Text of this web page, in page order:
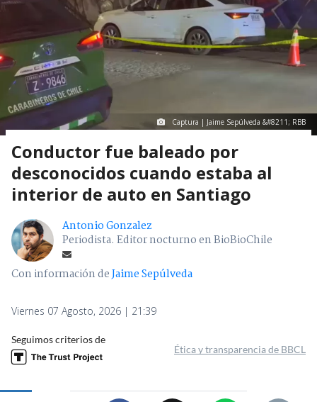
Captura | Jaime Sepúlveda &#8211; RBB
Conductor fue baleado por
desconocidos cuando estaba al
interior de auto en Santiago
Antonio Gonzalez
Periodista. Editor nocturno en BioBioChile
Con información deJaime Sepúlveda
Viernes 07 Agosto, 2026 | 21:39
Seguimos criterios de
Ética y transparencia de BBCL